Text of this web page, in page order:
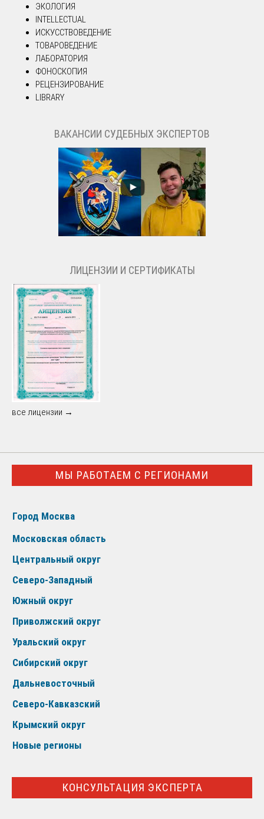
ЭКОЛОГИЯ
INTELLECTUAL
ИСКУССТВОВЕДЕНИЕ
ТОВАРОВЕДЕНИЕ
ЛАБОРАТОРИЯ
ФОНОСКОПИЯ
РЕЦЕНЗИРОВАНИЕ
LIBRARY
ВАКАНСИИ СУДЕБНЫХ ЭКСПЕРТОВ
ЛИЦЕНЗИИ И СЕРТИФИКАТЫ
все лицензии →
МЫ РАБОТАЕМ С РЕГИОНАМИ
Город Москва
Московская область
Центральный округ
Северо-Западный
Южный округ
Приволжский округ
Уральский округ
Сибирский округ
Дальневосточный
Северо-Кавказский
Крымский округ
Новые регионы
КОНСУЛЬТАЦИЯ ЭКСПЕРТА